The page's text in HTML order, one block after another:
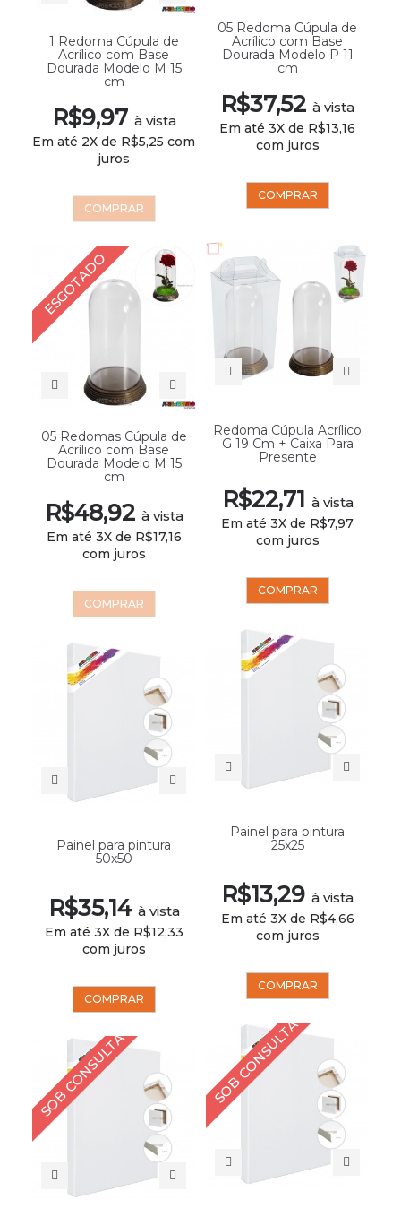
05 Redoma Cúpula de
Acrílico com Base
Dourada Modelo P 11
cm
R$37,52 à vista
Em até 3X de R$13,16
com juros
COMPRAR
1 Redoma Cúpula de
Acrílico com Base
Dourada Modelo M 15
cm
R$9,97 à vista
Em até 2X de R$5,25 com
juros
COMPRAR
Redoma Cúpula Acrílico
G 19 Cm + Caixa Para
Presente
R$22,71 à vista
Em até 3X de R$7,97
com juros
COMPRAR
ESGOTADO
05 Redomas Cúpula de
Acrílico com Base
Dourada Modelo M 15
cm
R$48,92 à vista
Em até 3X de R$17,16
com juros
COMPRAR
Painel para pintura
25x25
R$13,29 à vista
Em até 3X de R$4,66
com juros
COMPRAR
Painel para pintura
50x50
R$35,14 à vista
Em até 3X de R$12,33
com juros
COMPRAR
SOB CONSULTA
SOB CONSULTA